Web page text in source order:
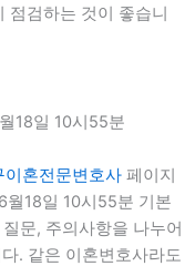
점검하는 것이 좋습니
18일 10시55분
이혼전문변호사 페이지
18일 10시55분 기본
문, 주의사항을 나누어
. 같은 이혼변호사라도